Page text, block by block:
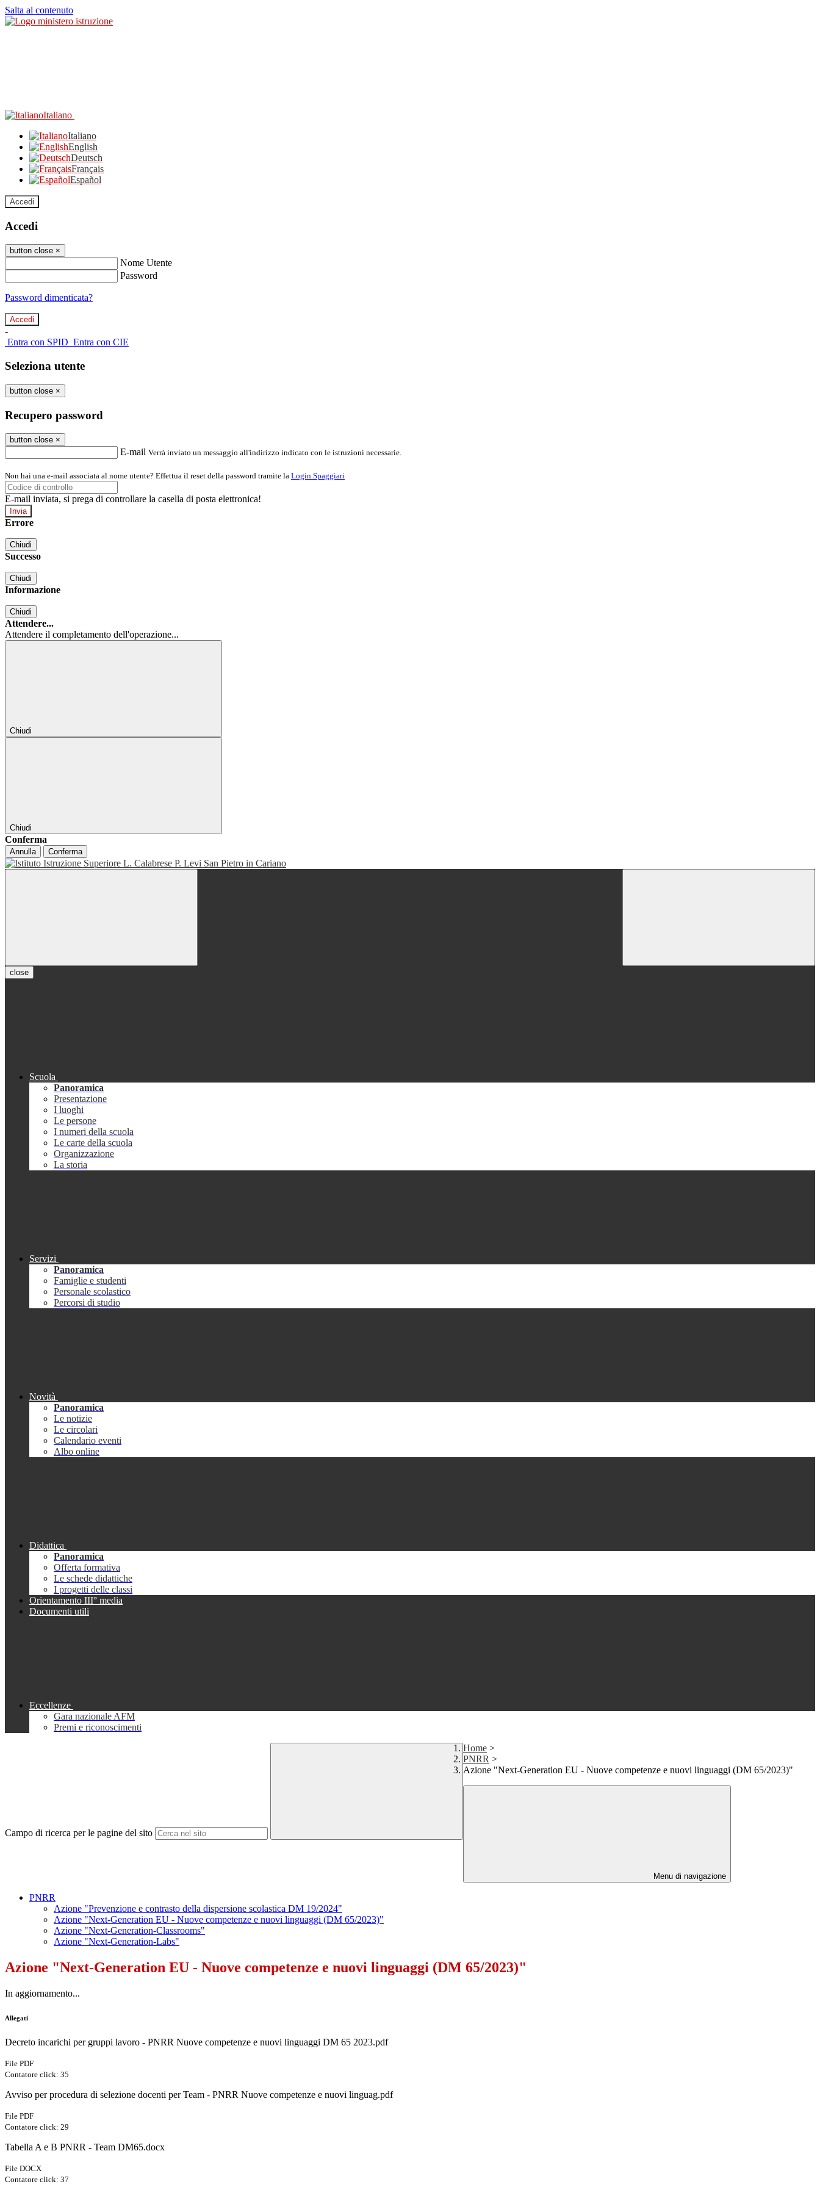
Salta al contenuto
Italiano
Italiano
English
Deutsch
Français
Español
Accedi
Accedi
button close ×
Nome Utente
Password
Password dimenticata?
-
Entra con SPID Entra con CIE
Seleziona utente
button close ×
Recupero password
button close ×
E-mail Verrà inviato un messaggio all'indirizzo indicato con le istruzioni necessarie.
Non hai una e-mail associata al nome utente? Effettua il reset della password tramite la Login Spaggiari
E-mail inviata, si prega di controllare la casella di posta elettronica!
Errore
Chiudi
Successo
Chiudi
Informazione
Chiudi
Attendere...
Attendere il completamento dell'operazione...
Chiudi
Chiudi
Conferma
Annulla Conferma
close
Scuola
Panoramica
Presentazione
I luoghi
Le persone
I numeri della scuola
Le carte della scuola
Organizzazione
La storia
Servizi
Panoramica
Famiglie e studenti
Personale scolastico
Percorsi di studio
Novità
Panoramica
Le notizie
Le circolari
Calendario eventi
Albo online
Didattica
Panoramica
Offerta formativa
Le schede didattiche
I progetti delle classi
Orientamento III° media
Documenti utili
Eccellenze
Gara nazionale AFM
Premi e riconoscimenti
Campo di ricerca per le pagine del sito
Home >
PNRR >
Azione "Next-Generation EU - Nuove competenze e nuovi linguaggi (DM 65/2023)"
Menu di navigazione
PNRR
Azione "Prevenzione e contrasto della dispersione scolastica DM 19/2024"
Azione "Next-Generation EU - Nuove competenze e nuovi linguaggi (DM 65/2023)"
Azione "Next-Generation-Classrooms"
Azione "Next-Generation-Labs"
Azione "Next-Generation EU - Nuove competenze e nuovi linguaggi (DM 65/2023)"
In aggiornamento...
Allegati
Decreto incarichi per gruppi lavoro - PNRR Nuove competenze e nuovi linguaggi DM 65 2023.pdf
File PDF
Contatore click: 35
Avviso per procedura di selezione docenti per Team - PNRR Nuove competenze e nuovi linguag.pdf
File PDF
Contatore click: 29
Tabella A e B PNRR - Team DM65.docx
File DOCX
Contatore click: 37